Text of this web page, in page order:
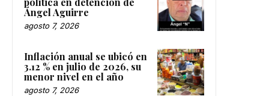
Ángel Aguirre
agosto 7, 2026
Inflación anual se ubicó en
3.12 % en julio de 2026, su
menor nivel en el año
agosto 7, 2026